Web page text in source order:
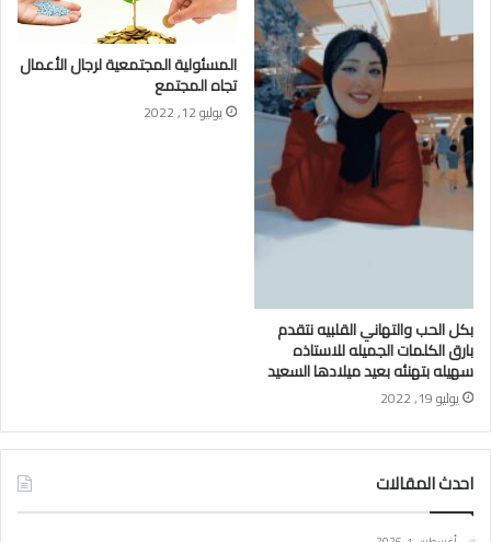
بكل الحب والتهاني القلبيه نتقدم
بارق الكلمات الجميله للاستاذه
سهيله بتهنئه بعيد ميلادها السعيد
يوليو 19, 2022
المسئولية المجتمعية لرجال الأعمال
تجاه المجتمع
يوليو 12, 2022
احدث المقالات